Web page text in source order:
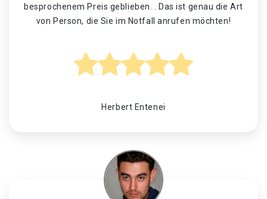
besprochenem Preis geblieben. . Das ist genau die Art
von Person, die Sie im Notfall anrufen möchten!
Herbert Entenei